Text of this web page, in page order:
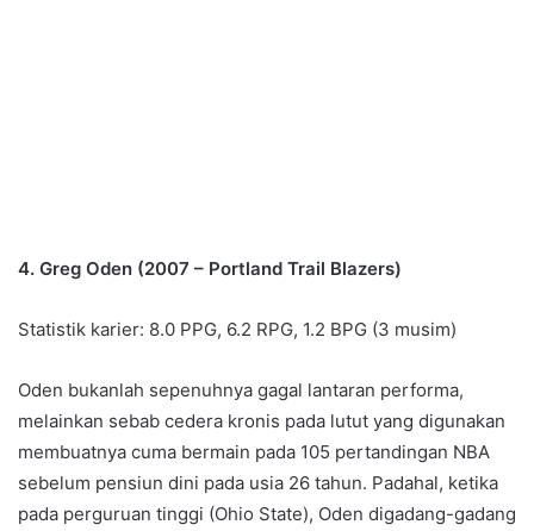
4. Greg Oden (2007 – Portland Trail Blazers)
Statistik karier: 8.0 PPG, 6.2 RPG, 1.2 BPG (3 musim)
Oden bukanlah sepenuhnya gagal lantaran performa,
melainkan sebab cedera kronis pada lutut yang digunakan
membuatnya cuma bermain pada 105 pertandingan NBA
sebelum pensiun dini pada usia 26 tahun. Padahal, ketika
pada perguruan tinggi (Ohio State), Oden digadang-gadang